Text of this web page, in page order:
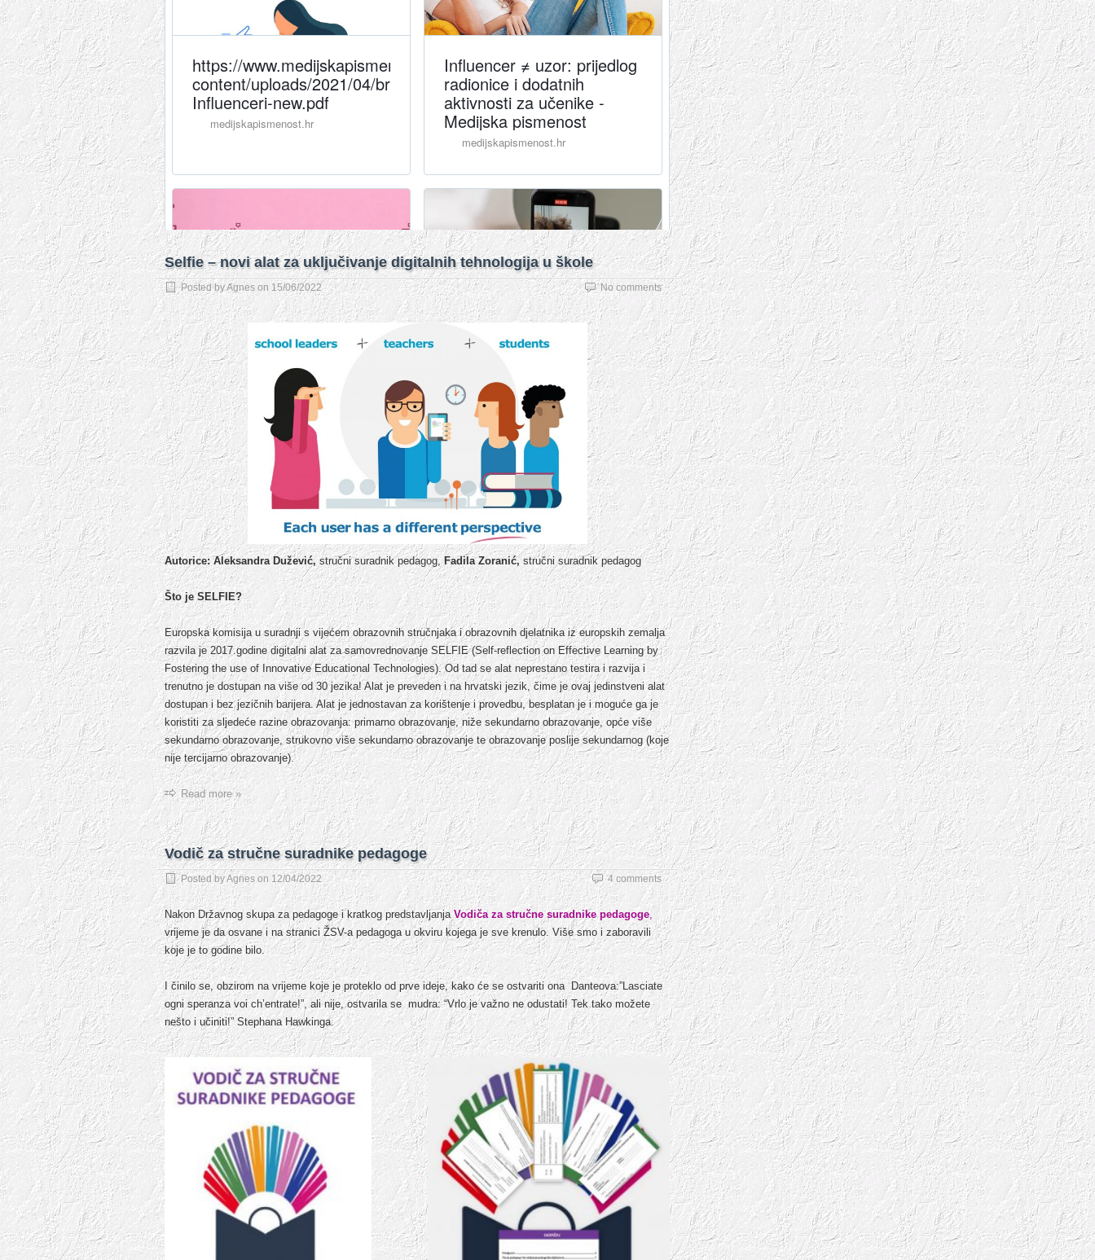
Selfie – novi alat za uključivanje digitalnih tehnologija u škole
Posted byAgnes on 15/06/2022 No comments
Autorice:Aleksandra Dužević,stručni suradnik pedagog,Fadila Zoranić,stručni suradnik pedagog
Što je SELFIE?
Europska komisija u suradnji s vijećem obrazovnih stručnjaka i obrazovnih djelatnika iz europskih zemalja
razvila je 2017.godine digitalni alat za samovrednovanje SELFIE (Self-reflection on Effective Learning by
Fostering the use of Innovative Educational Technologies). Od tad se alat neprestano testira i razvija i
trenutno je dostupan na više od 30 jezika! Alat je preveden i na hrvatski jezik, čime je ovaj jedinstveni alat
dostupan i bez jezičnih barijera. Alat je jednostavan za korištenje i provedbu, besplatan je i moguće ga je
koristiti za sljedeće razine obrazovanja: primarno obrazovanje, niže sekundarno obrazovanje, opće više
sekundarno obrazovanje, strukovno više sekundarno obrazovanje te obrazovanje poslije sekundarnog (koje
nije tercijarno obrazovanje).
Read more »
Vodič za stručne suradnike pedagoge
Posted byAgneson 12/04/2022 4 comments
Nakon Državnog skupa za pedagoge i kratkog predstavljanjaVodiča za stručne suradnike pedagoge,
vrijeme je da osvane i na stranici ŽSV-a pedagoga u okviru kojega je sve krenulo. Više smo i zaboravili
koje je to godine bilo.
I činilo se, obzirom na vrijeme koje je proteklo od prve ideje, kako će se ostvariti ona Danteova:”Lasciate
ogni speranza voi ch’entrate!”, ali nije, ostvarila se mudra: “Vrlo je važno ne odustati! Tek tako možete
nešto i učiniti!” Stephana Hawkinga.